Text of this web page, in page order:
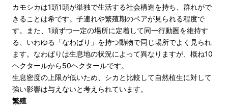
カモシカは1頭1頭が単独で生活する社会構造を持ち、群れがで
きることは希です。子連れや繁殖期のペアが見られる程度で
す。また、1頭ずつ一定の場所に定着して同一行動圏を維持す
る、いわゆる「なわばり」を持つ動物で同じ場所でよく見られ
ます。なわばりは生息地の状況によって異なりますが、概ね10
ヘクタールから50ヘクタールです。
生息密度の上限が低いため、シカと比較して自然植生に対して
強い影響は与えないと考えられています。
繁殖